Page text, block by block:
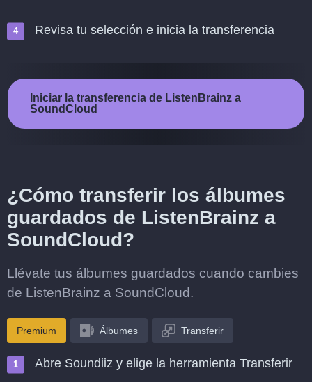
Revisa tu selección e inicia la transferencia
Iniciar la transferencia de ListenBrainz a
SoundCloud
¿Cómo transferir los álbumes
guardados de ListenBrainz a
SoundCloud?
Llévate tus álbumes guardados cuando cambies
de ListenBrainz a SoundCloud.
Premium Álbumes Transferir
Abre Soundiiz y elige la herramienta Transferir